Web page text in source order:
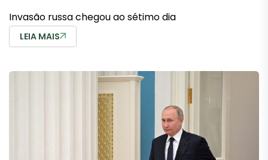
Invasão russa chegou ao sétimo dia
LEIA MAIS